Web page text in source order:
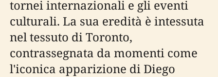
tornei internazionali e gli eventi
culturali. La sua eredità è intessuta
nel tessuto di Toronto,
contrassegnata da momenti come
l'iconica apparizione di Diego